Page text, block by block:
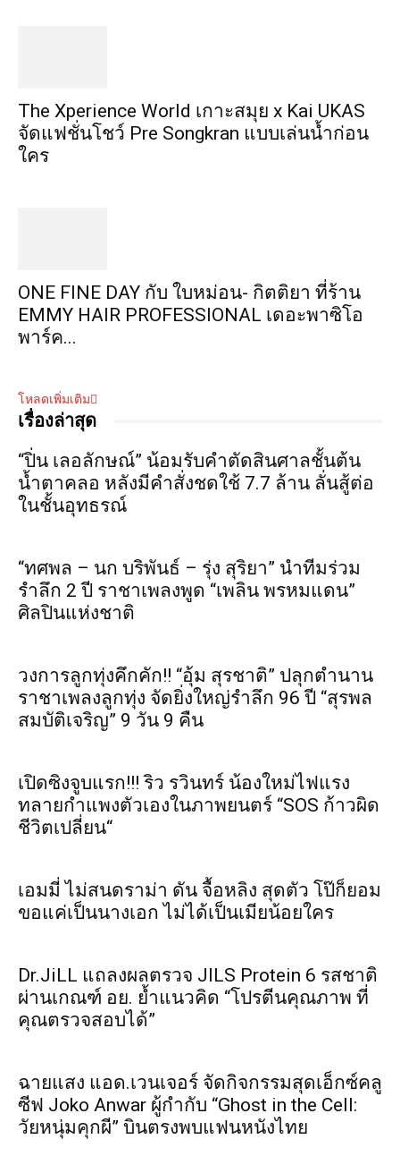
​The Xperience World เกาะสมุย x Kai UKAS
จัดแฟชั่นโชว์ Pre Songkran แบบเล่นน้ำก่อน
ใคร
ONE FINE DAY กับ ใบหม่อน- กิตติยา ที่ร้าน
EMMY HAIR PROFESSIONAL เดอะพาซิโอ
พาร์ค...
โหลดเพิ่มเติม
เรื่องล่าสุด
“ปิ่น เลอลักษณ์” น้อมรับคำตัดสินศาลชั้นต้น
น้ำตาคลอ หลังมีคำสั่งชดใช้ 7.7 ล้าน ลั่นสู้ต่อ
ในชั้นอุทธรณ์
“ทศพล – นก บริพันธ์ – รุ่ง สุริยา” นำทีมร่วม
รำลึก 2 ปี ราชาเพลงพูด “เพลิน พรหมแดน”
ศิลปินแห่งชาติ
วงการลูกทุ่งคึกคัก!! “อุ้ม สุรชาติ” ปลุกตำนาน
ราชาเพลงลูกทุ่ง จัดยิ่งใหญ่รำลึก 96 ปี “สุรพล
สมบัติเจริญ” 9 วัน 9 คืน
เปิดซิงจูบแรก!!! ริว รวินทร์ น้องใหม่ไฟแรง
ทลายกำแพงตัวเองในภาพยนตร์ “SOS ก้าวผิด
ชีวิตเปลี่ยน“
เอมมี่ ไม่สนดราม่า ดัน จื้อหลิง สุดตัว โป๊ก็ยอม
ขอแค่เป็นนางเอก ไม่ได้เป็นเมียน้อยใคร
Dr.JiLL แถลงผลตรวจ JILS Protein 6 รสชาติ
ผ่านเกณฑ์ อย. ย้ำแนวคิด “โปรตีนคุณภาพ ที่
คุณตรวจสอบได้”
ฉายแสง แอด.เวนเจอร์ จัดกิจกรรมสุดเอ็กซ์คลู
ซีฟ Joko Anwar ผู้กำกับ “Ghost in the Cell:
วัยหนุ่มคุกผี” บินตรงพบแฟนหนังไทย